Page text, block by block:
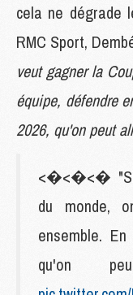
cela ne dégrade
RMC Sport,
veut gagner la
équipe, défendre
2026, qu'on peut
<�<�<� "Si
du monde,
ensemble.
qu'on